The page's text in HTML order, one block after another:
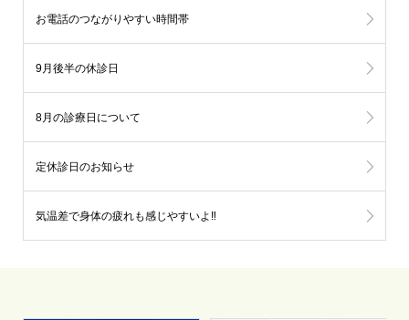
お電話のつながりやすい時間帯
9月後半の休診日
8月の診療日について
定休診日のお知らせ
気温差で身体の疲れも感じやすいよ‼